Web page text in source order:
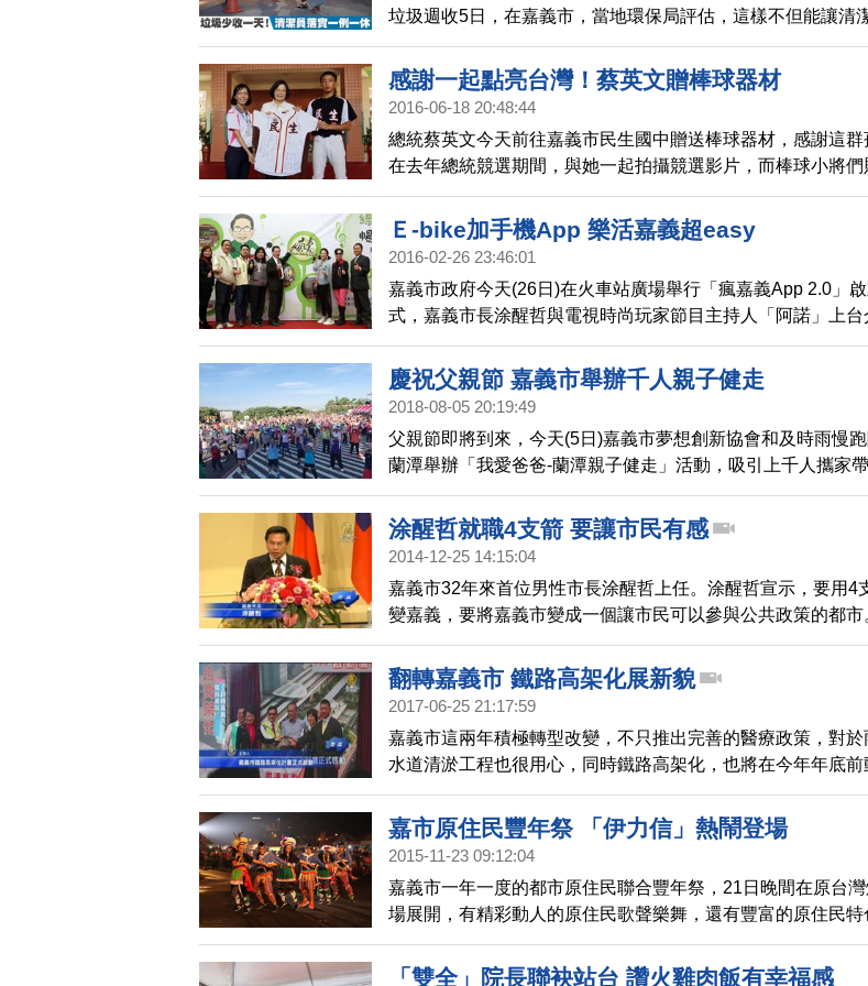
垃圾週收5日，在嘉義市，當地環保局評估，這樣不但能讓清
新法保障，還可以增加民眾資源回收、垃圾減量的意願。
感謝一起點亮台灣！蔡英文贈棒球器材
2016-06-18 20:48:44
總統蔡英文今天前往嘉義市民生國中贈送棒球器材，感謝這群
在去年總統競選期間，與她一起拍攝競選影片，而棒球小將們
蔡英文球隊的簽名球衣。
Ｅ-bike加手機App 樂活嘉義超easy
2016-02-26 23:46:01
嘉義市政府今天(26日)在火車站廣場舉行「瘋嘉義App 2.0」
式，嘉義市長涂醒哲與電視時尚玩家節目主持人「阿諾」上台
扮城市導遊騎電動車到中山路商圈新台灣餅舖行銷。
慶祝父親節 嘉義市舉辦千人親子健走
2018-08-05 20:19:49
父親節即將到來，今天(5日)嘉義市夢想創新協會和及時雨慢
蘭潭舉辦「我愛爸爸-蘭潭親子健走」活動，吸引上千人攜家
加。嘉義市長涂醒哲、法務部政務次長蔡碧仲等人也受邀一起
合唱「親愛ㄟ老爸」，現場氣氛相當溫馨熱鬧！
涂醒哲就職4支箭 要讓市民有感
2014-12-25 14:15:04
嘉義市32年來首位男性市長涂醒哲上任。涂醒哲宣示，要用4
變嘉義，要將嘉義市變成一個讓市民可以參與公共政策的都市
翻轉嘉義市 鐵路高架化展新貌
2017-06-25 21:17:59
嘉義市這兩年積極轉型改變，不只推出完善的醫療政策，對於
水道清淤工程也很用心，同時鐵路高架化，也將在今年年底前
未來鐵路高架化後，將更帶動整個嘉義市的發展。
嘉市原住民豐年祭 「伊力信」熱鬧登場
2015-11-23 09:12:04
嘉義市一年一度的都市原住民聯合豐年祭，21日晚間在原台
場展開，有精彩動人的原住民歌聲樂舞，還有豐富的原住民特
商品及歡樂的營火晚會，現場相當熱鬧。
「雙全」院長聯袂站台 讚火雞肉飯有幸福感